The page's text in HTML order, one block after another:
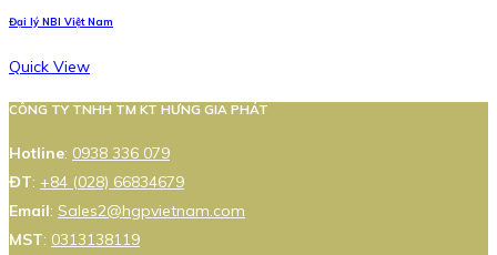
Đại lý NBI Việt Nam
Quick View
CÔNG TY TNHH TM KT HƯNG GIA PHÁT
Hotline: 0938 336 079
ĐT: +84 (028) 66834679
Email: Sales2@hgpvietnam.com
MST: 0313138119